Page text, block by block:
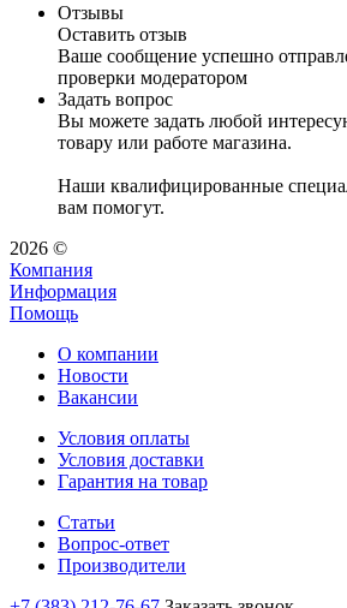
Отзывы
Оставить отзыв
Ваше сообщение успешно
проверки модератором
Задать вопрос
Вы можете задать любой
товару или работе магазина.
Наши квалифицированные
вам помогут.
2026 ©
Компания
Информация
Помощь
О компании
Новости
Вакансии
Условия оплаты
Условия доставки
Гарантия на товар
Статьи
Вопрос-ответ
Производители